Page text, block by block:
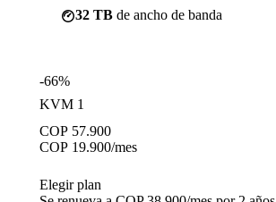
32 TB de ancho de banda
-66%
KVM 1
COP 57.900
COP 19.900/mes
Elegir plan